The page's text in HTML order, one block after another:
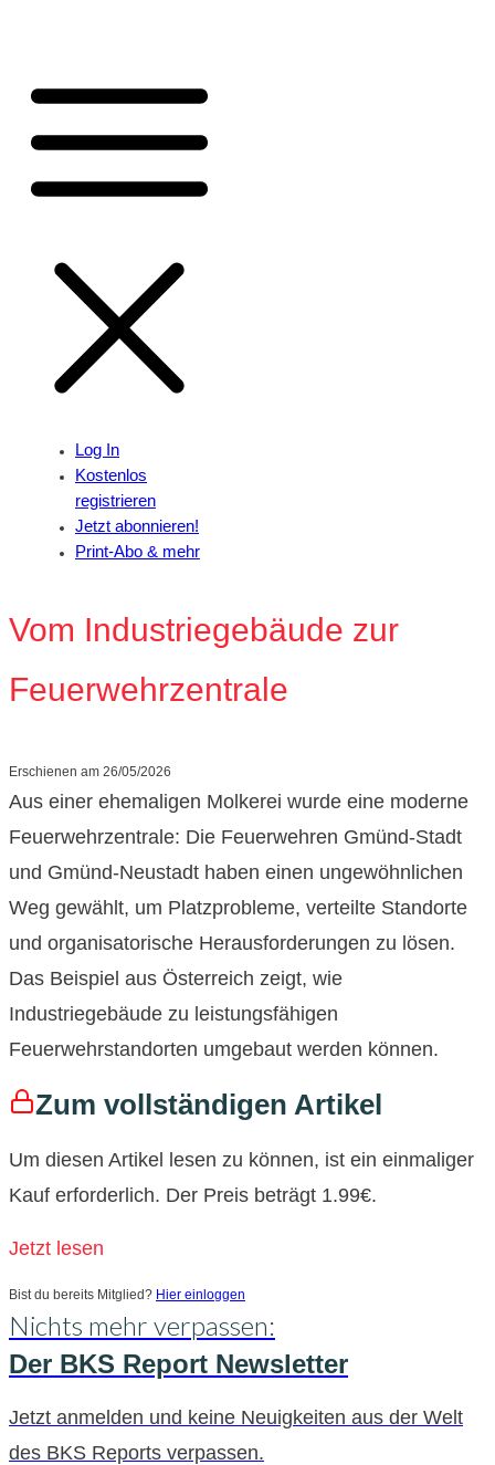
Log In
Kostenlos
registrieren
Jetzt abonnieren!
Print-Abo & mehr
Vom Industriegebäude zur
Feuerwehrzentrale
Erschienen am 26/05/2026
Aus einer ehemaligen Molkerei wurde eine moderne
Feuerwehrzentrale: Die Feuerwehren Gmünd-Stadt
und Gmünd-Neustadt haben einen ungewöhnlichen
Weg gewählt, um Platzprobleme, verteilte Standorte
und organisatorische Herausforderungen zu lösen.
Das Beispiel aus Österreich zeigt, wie
Industriegebäude zu leistungsfähigen
Feuerwehrstandorten umgebaut werden können.
Zum vollständigen Artikel
Um diesen Artikel lesen zu können, ist ein einmaliger
Kauf erforderlich. Der Preis beträgt 1.99€.
Jetzt lesen
Bist du bereits Mitglied? Hier einloggen
Nichts mehr verpassen:
Der BKS Report Newsletter
Jetzt anmelden und keine Neuigkeiten aus der Welt
des BKS Reports verpassen.